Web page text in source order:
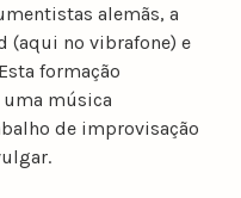
alemãs, a
(aqui no vibrafone) e
formação
música
de improvisação